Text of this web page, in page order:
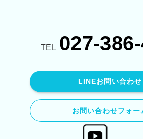
TEL 027-
LINEお問い合わせ
お問い合わせフォー